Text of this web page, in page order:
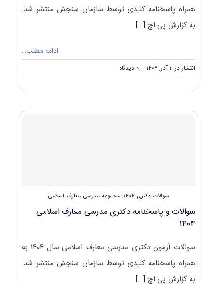
همراه پاسخنامه کلیدی توسط سازمان سنجش منتشر شد.
به گزارش پی اچ[...]
ادامه مطلب…
انتشار در: ۱ آذر, ۱۴۰۴ -- ۰ دیدگاه
on
سوالات
مدرسی
سوالات دکتری ۱۴۰۴ , مجموعه مدرسی معارف اسلامی
سوالات و پاسخنامه دکتری مدرسی معارف اسلامی
۱۴۰۴
سوالات آزمون دکتری مدرسی معارف اسلامی سال ۱۴۰۴ به
همراه پاسخنامه کلیدی توسط سازمان سنجش منتشر شد.
به گزارش پی اچ[...]